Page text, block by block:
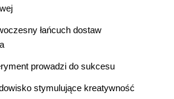
łańcuch dostaw
prowadzi do sukcesu
stymulujące kreatywność